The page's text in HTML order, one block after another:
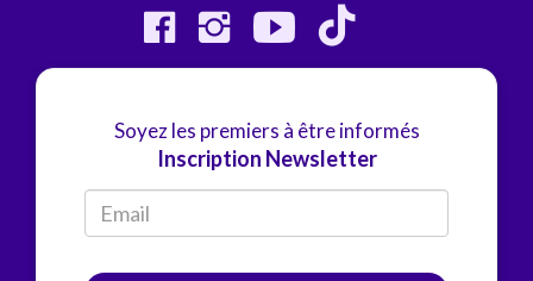
Soyez les premiers à être informés
Inscription Newsletter